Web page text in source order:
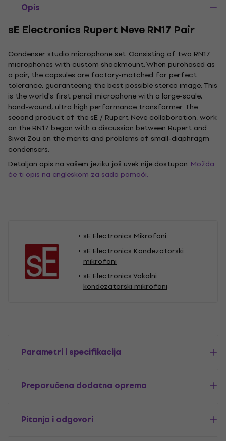
Opis
sE Electronics Rupert Neve RN17 Pair
Condenser studio microphone set. Consisting of two RN17
microphones with custom shockmount. When purchased as
a pair, the capsules are factory-matched for perfect
tolerance, guaranteeing the best possible stereo image. This
is the world's first pencil microphone with a large-scale,
hand-wound, ultra high performance transformer. The
second product of the sE / Rupert Neve collaboration, work
on the RN17 began with a discussion between Rupert and
Siwei Zou on the merits and problems of small-diaphragm
condensers.
Detaljan opis na vašem jeziku još uvek nije dostupan. Možda
će ti opis na engleskom za sada pomoći.
sE Electronics Mikrofoni
sE Electronics Kondezatorski
mikrofoni
sE Electronics Vokalni
kondezatorski mikrofoni
Parametri i specifikacija
Preporučena dodatna oprema
Pitanja i odgovori